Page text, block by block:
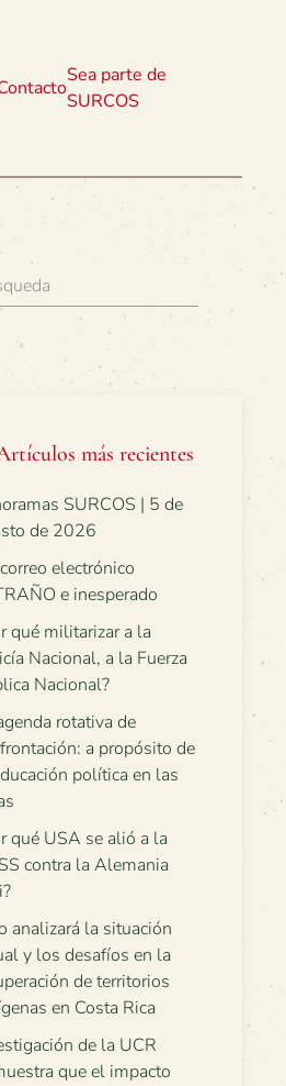
Sea parte de
SURCOS
más recientes
SURCOS | 5 de
de 2026
electrónico
e inesperado
qué militarizar a la
Nacional, a la Fuerza
Nacional?
rotativa de
a propósito de
política en las
qué USA se alió a la
contra la Alemania
analizará la situación
y los desafíos en la
de territorios
en Costa Rica
de la UCR
que el impacto